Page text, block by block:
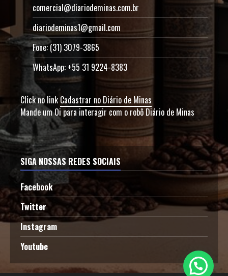
comercial@diariodeminas.com.br
diariodeminas1@gmail.com
Fone: (31) 3079-3865
WhatsApp: +55 31 9224-8383
Click no link Cadastrar no Diário de Minas
Mande um Oi para interagir com o robô Diário de Minas
SIGA NOSSAS REDES SOCIAIS
Facebook
Twitter
Instagram
Youtube